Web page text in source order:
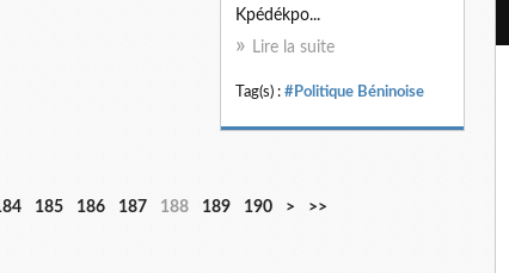
Kpédékpo...
Lire la suite
Tag(s) : #Politique Béninoise
185 186 187 188 189 190
2
3
> >>